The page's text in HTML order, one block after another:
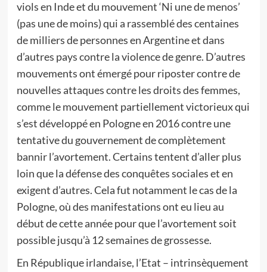
viols en Inde et du mouvement ‘Ni une de menos’
(pas une de moins) qui a rassemblé des centaines
de milliers de personnes en Argentine et dans
d’autres pays contre la violence de genre. D’autres
mouvements ont émergé pour riposter contre de
nouvelles attaques contre les droits des femmes,
comme le mouvement partiellement victorieux qui
s’est développé en Pologne en 2016 contre une
tentative du gouvernement de complètement
bannir l’avortement. Certains tentent d’aller plus
loin que la défense des conquêtes sociales et en
exigent d’autres. Cela fut notamment le cas de la
Pologne, où des manifestations ont eu lieu au
début de cette année pour que l’avortement soit
possible jusqu’à 12 semaines de grossesse.
En République irlandaise, l’Etat – intrinsèquement